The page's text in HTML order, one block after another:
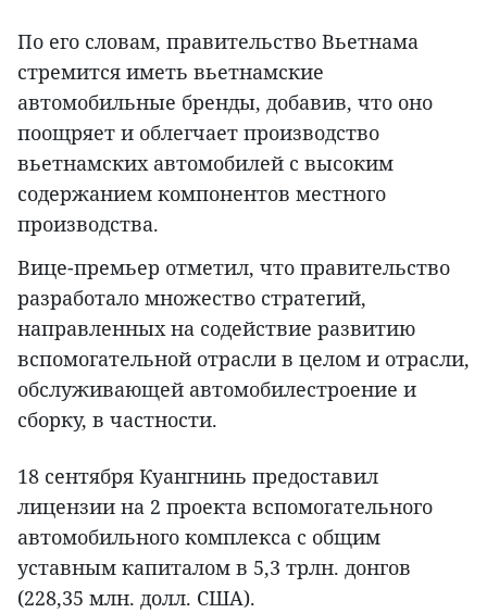
По его словам, правительство Вьетнама
стремится иметь вьетнамские
автомобильные бренды, добавив, что оно
поощряет и облегчает производство
вьетнамских автомобилей с высоким
содержанием компонентов местного
производства.
Вице-премьер отметил, что правительство
разработало множество стратегий,
направленных на содействие развитию
вспомогательной отрасли в целом и отрасли,
обслуживающей автомобилестроение и
сборку, в частности.
18 сентября Куангнинь предоставил
лицензии на 2 проекта вспомогательного
автомобильного комплекса с общим
уставным капиталом в 5,3 трлн. донгов
(228,35 млн. долл. США).